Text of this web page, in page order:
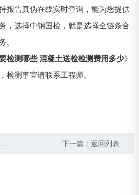
报告真伪在线实时查询，能为您提供
，选择中钢国检，就是选择全链条合
。
检测哪些 混凝土送检检测费用多少》
检测事宜请联系工程师。
下一篇： 返回列表